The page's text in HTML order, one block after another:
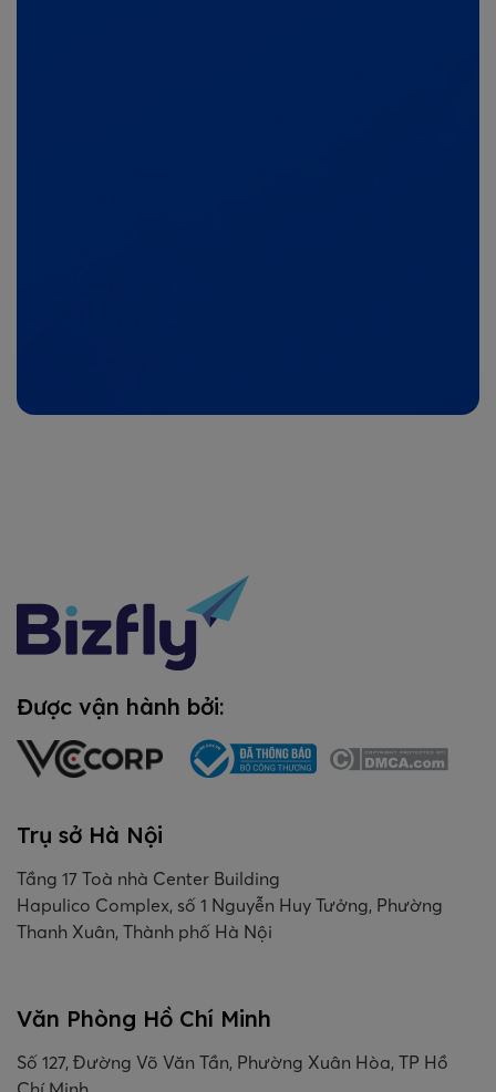
Được vận hành bởi:
Trụ sở Hà Nội
Tầng 17 Toà nhà Center Building
Hapulico Complex, số 1 Nguyễn Huy Tưởng, Phường
Thanh Xuân, Thành phố Hà Nội
Văn Phòng Hồ Chí Minh
Số 127, Đường Võ Văn Tần, Phường Xuân Hòa, TP Hồ